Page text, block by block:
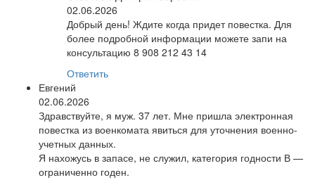
02.06.2026
Добрый день! Ждите когда придет повестка. Для
более подробной информации можете запи на
консультацию 8 908 212 43 14
Ответить
Евгений
02.06.2026
Здравствуйте, я муж. 37 лет. Мне пришла электронная
повестка из военкомата явиться для уточнения военно-
учетных данных.
Я нахожусь в запасе, не служил, категория годности В —
ограниченно годен.